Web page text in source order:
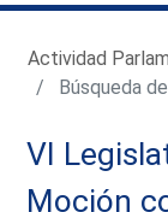
Actividad
Búsqueda
VI
Moción